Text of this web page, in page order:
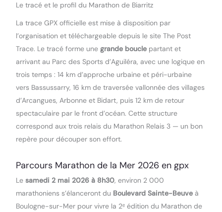
Le tracé et le profil du Marathon de Biarritz
La trace GPX officielle est mise à disposition par
l’organisation et téléchargeable depuis le site The Post
Trace. Le tracé forme une grande bouclepartant et
arrivant au Parc des Sports d’Aguiléra, avec une logique en
trois temps : 14 km d’approche urbaine et péri-urbaine
vers Bassussarry, 16 km de traversée vallonnée des villages
d’Arcangues, Arbonne et Bidart, puis 12 km de retour
spectaculaire par le front d’océan. Cette structure
correspond aux trois relais du Marathon Relais 3 — un bon
repère pour découper son effort.
Parcours Marathon de la Mer 2026 en gpx
Le samedi 2 mai 2026 à 8h30, environ 2 000
marathoniens s’élanceront du Boulevard Sainte-Beuveà
Boulogne-sur-Mer pour vivre la 2ᵉ édition du Marathon de